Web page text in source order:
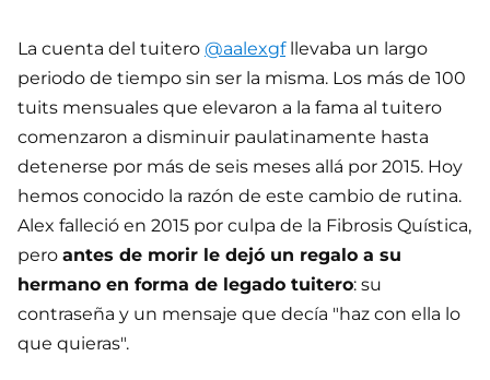
La cuenta del tuitero @aalexgfllevaba un largo
periodo de tiempo sin ser la misma. Los más de 100
tuits mensuales que elevaron a la fama al tuitero
comenzaron a disminuir paulatinamente hasta
detenerse por más de seis meses allá por 2015. Hoy
hemos conocido la razón de este cambio de rutina.
Alex falleció en 2015 por culpa de la Fibrosis Quística,
pero antes de morir le dejó un regalo a su
hermano en forma de legado tuitero: su
contraseña y un mensaje que decía "haz con ella lo
que quieras".